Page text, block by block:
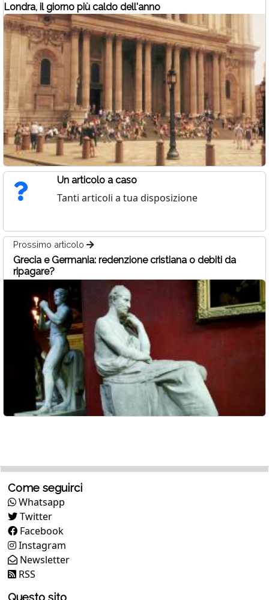
Londra, il giorno più caldo dell'anno
Un articolo a caso
Tanti articoli a tua disposizione
Prossimo articolo
Grecia e Germania: redenzione cristiana o debiti da
ripagare?
Come seguirci
Whatsapp
Twitter
Facebook
Instagram
Newsletter
RSS
Questo sito